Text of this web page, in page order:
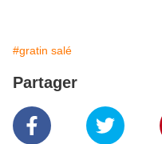
#gratin salé
Partager